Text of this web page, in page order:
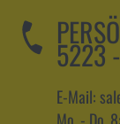
5223
E-Mail: